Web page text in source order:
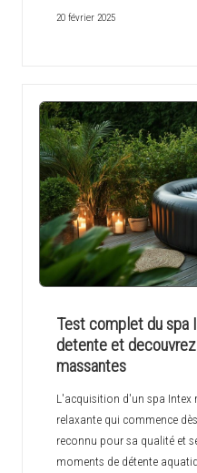
20 février 2025
Test complet du spa
detente et
massantes
L'acquisition d'un spa Intex
relaxante qui commence
reconnu pour sa qualité et
moments de détente